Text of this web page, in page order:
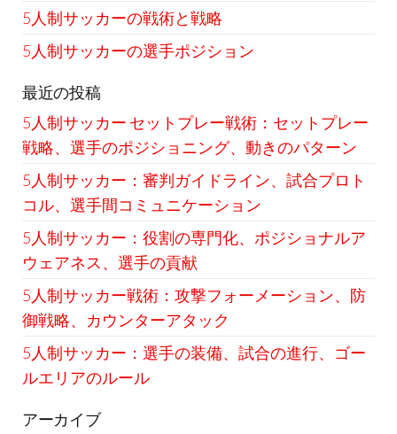
5人制サッカーの戦術と戦略
5人制サッカーの選手ポジション
最近の投稿
5人制サッカー セットプレー戦術：セットプレー
戦略、選手のポジショニング、動きのパターン
5人制サッカー：審判ガイドライン、試合プロト
コル、選手間コミュニケーション
5人制サッカー：役割の専門化、ポジショナルア
ウェアネス、選手の貢献
5人制サッカー戦術：攻撃フォーメーション、防
御戦略、カウンターアタック
5人制サッカー：選手の装備、試合の進行、ゴー
ルエリアのルール
アーカイブ